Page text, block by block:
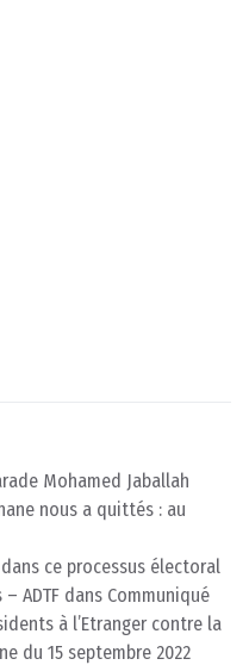
Mohamed Jaballah
nous a quittés : au
ce processus électoral
ADTF dans Communiqué
à l’Etranger contre la
du 15 septembre 2022